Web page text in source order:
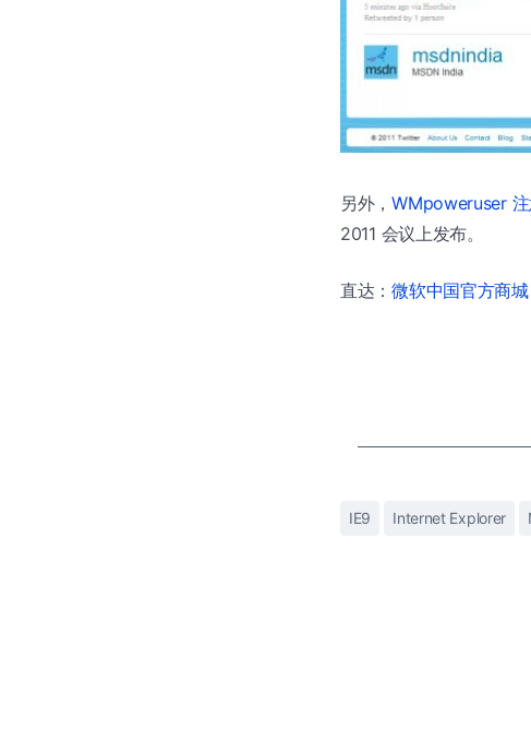
另外，WMpoweruser
2011 会议上发布。
直达：微软中国官方商
IE9 Internet Explorer